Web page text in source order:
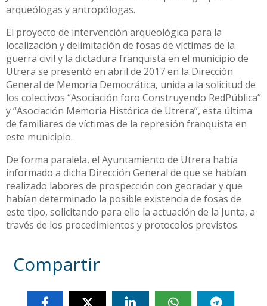
arqueólogas y antropólogas.
El proyecto de intervención arqueológica para la
localización y delimitación de fosas de víctimas de la
guerra civil y la dictadura franquista en el municipio de
Utrera se presentó en abril de 2017 en la Dirección
General de Memoria Democrática, unida a la solicitud de
los colectivos “Asociación foro Construyendo RedPública”
y “Asociación Memoria Histórica de Utrera”, esta última
de familiares de víctimas de la represión franquista en
este municipio.
De forma paralela, el Ayuntamiento de Utrera había
informado a dicha Dirección General de que se habían
realizado labores de prospección con georadar y que
habían determinado la posible existencia de fosas de
este tipo, solicitando para ello la actuación de la Junta, a
través de los procedimientos y protocolos previstos.
Compartir